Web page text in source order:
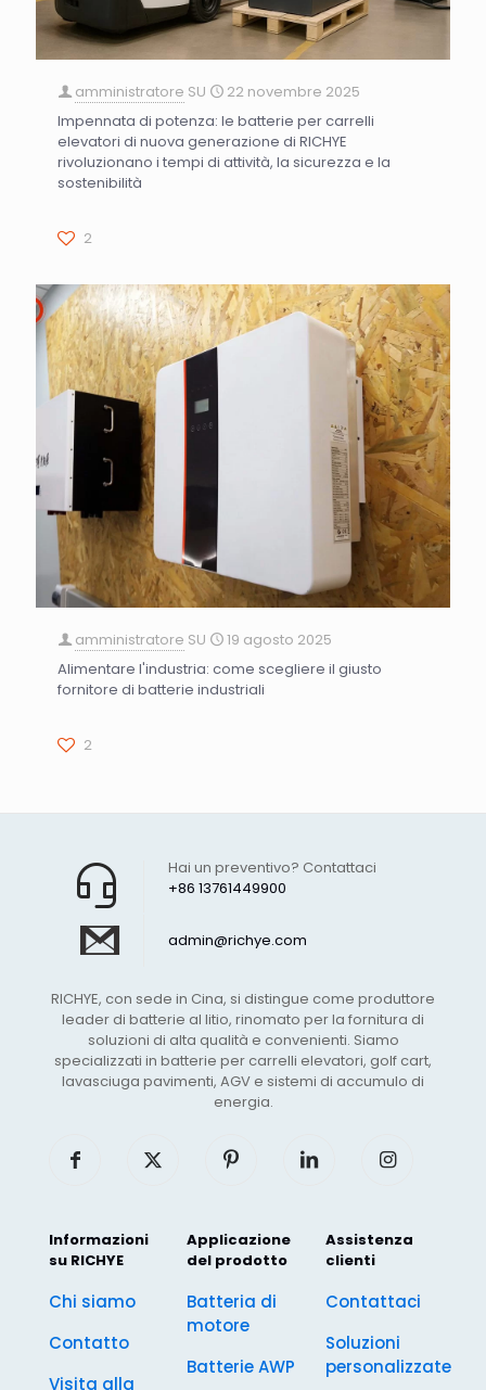
amministratore SU
22 novembre 2025
Impennata di potenza: le batterie per carrelli
elevatori di nuova generazione di RICHYE
rivoluzionano i tempi di attività, la sicurezza e la
sostenibilità
2
amministratore SU
19 agosto 2025
Alimentare l'industria: come scegliere il giusto
fornitore di batterie industriali
2
+86 13761449900
Hai un preventivo? Contattaci
admin@richye.com
RICHYE, con sede in Cina, si distingue come produttore
leader di batterie al litio, rinomato per la fornitura di
soluzioni di alta qualità e convenienti. Siamo
specializzati in batterie per carrelli elevatori, golf cart,
lavasciuga pavimenti, AGV e sistemi di accumulo di
energia.
Informazioni
su RICHYE
Chi siamo
Contatto
Visita alla
Applicazione
del prodotto
Batteria di
motore
Batterie AWP
Assistenza
clienti
Contattaci
Soluzioni
personalizzate